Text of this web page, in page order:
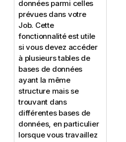
données parmi celles
prévues dans votre
Job. Cette
fonctionnalité est utile
si vous devez accéder
à plusieurs tables de
bases de données
ayant la même
structure mais se
trouvant dans
différentes bases de
données, en particulier
lorsque vous travaillez